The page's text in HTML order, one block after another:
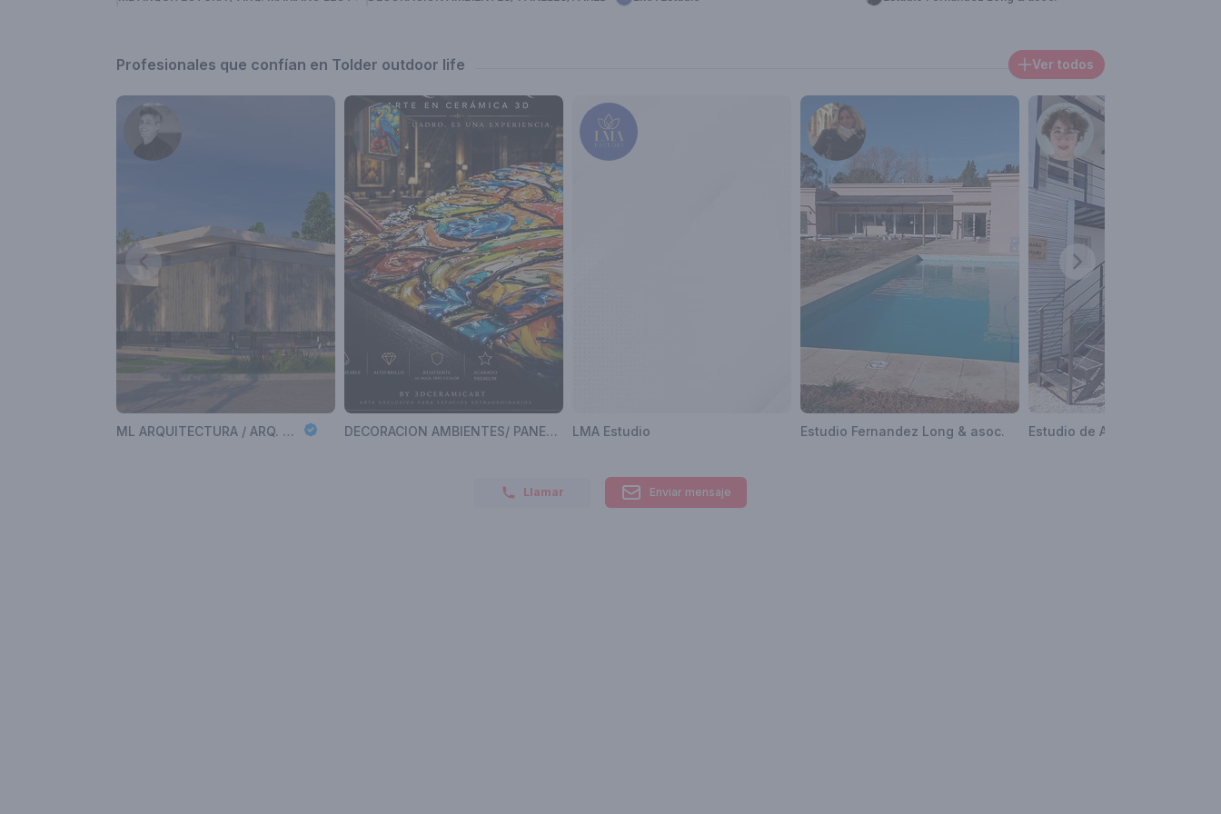
Profesionales que confían en Tolder outdoor life Ver todos
ML ARQUITECTURA / ARQ. MARIANO LEOTTA DECORACION AMBIENTES/ PANELES/PAREDES DE DIFICIL AMBIENTACION.APTO ZONAS HUMEDAS,ETC.. LMA Estudio Estudio Fernandez Long & asoc.
Llamar Enviar mensaje